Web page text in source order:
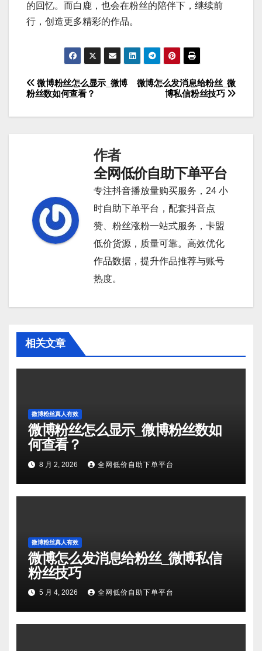
的回忆。而白鹿，也会在粉丝的陪伴下，继续前
行，创造更多精彩的作品。
文
章
微博怎么发消息给粉丝_微
博私信粉丝技巧
微博粉丝怎么显示_微博
粉丝数如何查看？
作者
全网低价自助下单平台
专注抖音播放量购买服务，24 小
时自助下单平台，配套抖音点
赞、粉丝涨粉一站式服务，卡盟
低价货源，质量可靠。高效优化
作品数据，提升作品推荐与账号
热度。
相关文章
微博粉丝真人有效
微博粉丝怎么显示_微博粉丝数如
何查看？
8 月 2, 2026 全网低价自助下单平台
微博粉丝真人有效
微博怎么发消息给粉丝_微博私信
粉丝技巧
5 月 4, 2026 全网低价自助下单平台